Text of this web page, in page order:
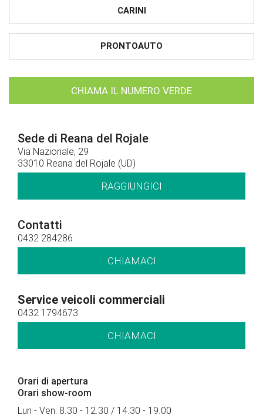
CARINI
PRONTOAUTO
CHIAMA IL NUMERO VERDE
Sede di Reana del Rojale
Via Nazionale, 29
33010 Reana del Rojale (UD)
RAGGIUNGICI
Contatti
0432 284286
CHIAMACI
Service veicoli commerciali
0432 1794673
CHIAMACI
Orari di apertura
Orari show-room
Lun - Ven: 8.30 - 12.30 / 14.30 - 19.00